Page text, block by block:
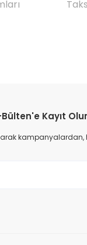
Bülten'e Kayıt